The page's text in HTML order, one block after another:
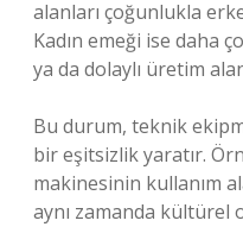
alanları çoğunlukla
Kadın emeği ise daha
ya da dolaylı üretim
Bu durum, teknik
bir eşitsizlik yaratır.
makinesinin kullanım
aynı zamanda kültürel